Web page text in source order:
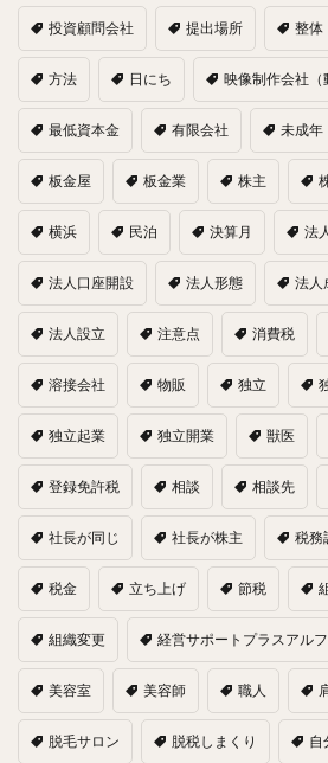
投資顧問会社 提出場所 整体
方法 日にち 映像制作会社（
最低資本金 有限会社 未成年
板金屋 板金業 株主
横浜 民泊 決算月 法
法人口座開設 法人形態 法人
法人設立 注意点 消費税
溶接会社 物販 独立
独立起業 独立開業 獣医
登録免許税 相談 相談先
社長が同じ 社長が株主 税務
税金 立ち上げ 節税
組織変更 経営サポートプラスアル
美容室 美容師 職人
脱毛サロン 脱税しまくり 自